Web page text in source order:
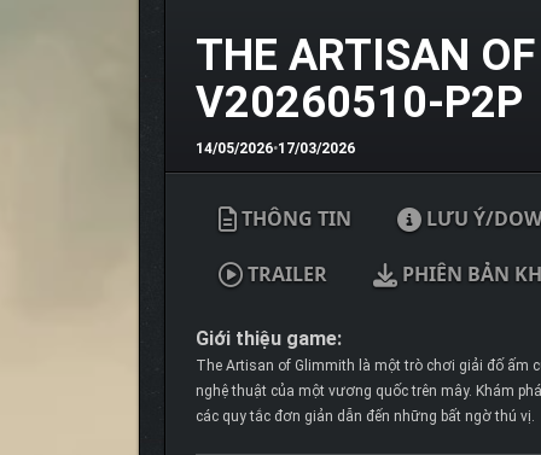
THE ARTISAN
V20260510-P2P
14/05/2026•17/03/2026
THÔNG TIN LƯU Ý/
TRAILER PHIÊN BẢN
Giới thiệu game:
The Artisan of Glimmith là một trò chơi giải đố ấm
nghệ thuật của một vương quốc trên mây. Khám
các quy tắc đơn giản dẫn đến những bất ngờ thú vị.